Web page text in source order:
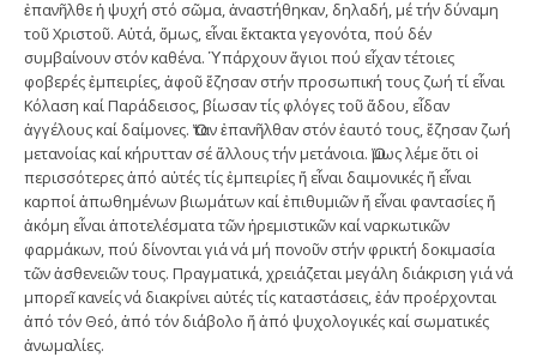
ἐπανῆλθε ἡ ψυχή στό σῶμα, ἀναστήθηκαν, δηλαδή, μέ τήν δύναμη
τοῦ Χριστοῦ. Αὐτά, ὅμως, εἶναι ἔκτακτα γεγονότα, πού δέν
συμβαίνουν στόν καθένα. Ὑπάρχουν ἅγιοι πού εἶχαν τέτοιες
φοβερές ἐμπειρίες, ἀφοῦ ἔζησαν στήν προσωπική τους ζωή τί εἶναι
Κόλαση καί Παράδεισος, βίωσαν τίς φλόγες τοῦ ἅδου, εἶδαν
ἀγγέλους καί δαίμονες. Ὅταν ἐπανῆλθαν στόν ἑαυτό τους, ἔζησαν ζωή
μετανοίας καί κήρυτταν σέ ἄλλους τήν μετάνοια. Ὅμως λέμε ὅτι οἱ
περισσότερες ἀπό αὐτές τίς ἐμπειρίες ἤ εἶναι δαιμονικές ἤ εἶναι
καρποί ἀπωθημένων βιωμάτων καί ἐπιθυμιῶν ἤ εἶναι φαντασίες ἤ
ἀκόμη εἶναι ἀποτελέσματα τῶν ἠρεμιστικῶν καί ναρκωτικῶν
φαρμάκων, πού δίνονται γιά νά μή πονοῦν στήν φρικτή δοκιμασία
τῶν ἀσθενειῶν τους. Πραγματικά, χρειάζεται μεγάλη διάκριση γιά νά
μπορεῖ κανείς νά διακρίνει αὐτές τίς καταστάσεις, ἐάν προέρχονται
ἀπό τόν Θεό, ἀπό τόν διάβολο ἤ ἀπό ψυχολογικές καί σωματικές
ἀνωμαλίες.